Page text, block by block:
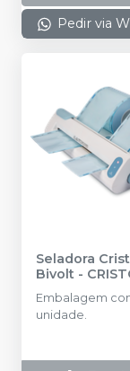
Pedir via
Seladora
Bivolt -
Embalagem
unidade.